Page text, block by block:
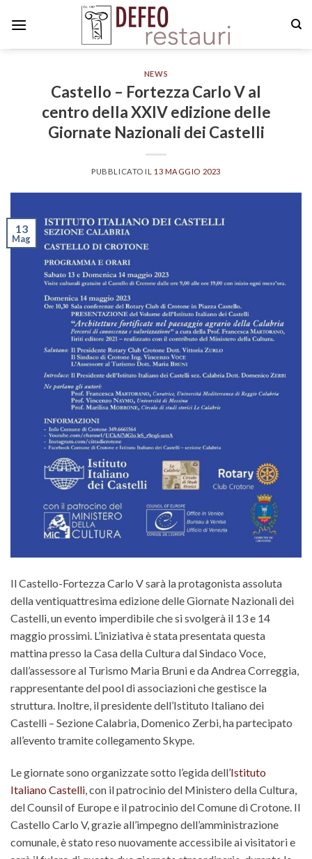
NEWS
Castello – Fortezza Carlo V al
centro della XXIV edizione delle
Giornate Nazionali dei Castelli
PUBBLICATO IL 13 MAGGIO 2023
13
Mag
Il Castello-Fortezza Carlo V sarà la protagonista assoluta
della ventiquattresima edizione delle Giornate Nazionali dei
Castelli, un evento imperdibile che si svolgerà il 13 e 14
maggio prossimi. L’iniziativa è stata presentata questa
mattina presso la Casa della Cultura dal Sindaco Voce,
dall’assessore al Turismo Maria Bruni e da Andrea Correggia,
rappresentante del pool di associazioni che gestisce la
struttura. Inoltre, il presidente dell’Istituto Italiano dei
Castelli – Sezione Calabria, Domenico Zerbi, ha partecipato
all’evento tramite collegamento Skype.
Le giornate sono organizzate sotto l’egida dell’Istituto
Italiano Castelli , con il patrocinio del Ministero della Cultura,
del Counsil of Europe e il patrocinio del Comune di Crotone. Il
Castello Carlo V, grazie all’impegno dell’amministrazione
comunale, è stato reso nuovamente accessibile ai visitatori e